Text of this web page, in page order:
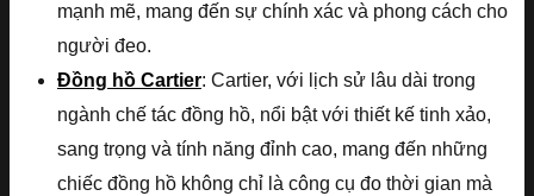
mạnh mẽ, mang đến sự chính xác và phong cách cho
người đeo.
Đồng hồ Cartier: Cartier, với lịch sử lâu dài trong
ngành chế tác đồng hồ, nổi bật với thiết kế tinh xảo,
sang trọng và tính năng đỉnh cao, mang đến những
chiếc đồng hồ không chỉ là công cụ đo thời gian mà